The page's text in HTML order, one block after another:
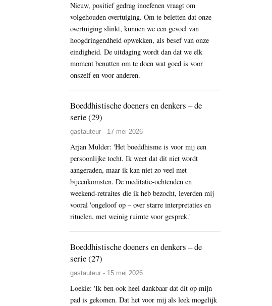
Nieuw, positief gedrag inoefenen vraagt om
volgehouden overtuiging. Om te beletten dat onze
overtuiging slinkt, kunnen we een gevoel van
hoogdringendheid opwekken, als besef van onze
eindigheid. De uitdaging wordt dan dat we elk
moment benutten om te doen wat goed is voor
onszelf en voor anderen.
Boeddhistische doeners en denkers – de
serie (29)
gastauteur - 17 mei 2026
Arjan Mulder: 'Het boeddhisme is voor mij een
persoonlijke tocht. Ik weet dat dit niet wordt
aangeraden, maar ik kan niet zo veel met
bijeenkomsten. De meditatie-ochtenden en
weekend-retraites die ik heb bezocht, leverden mij
vooral 'ongeloof op – over starre interpretaties en
rituelen, met weinig ruimte voor gesprek.'
Boeddhistische doeners en denkers – de
serie (27)
gastauteur - 15 mei 2026
Loekie: 'Ik ben ook heel dankbaar dat dit op mijn
pad is gekomen. Dat het voor mij als leek mogelijk